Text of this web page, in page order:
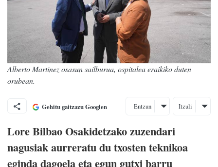
Alberto Martinez osasun sailburua, ospitalea eraikiko duten
orubean.
Gehitu gaitzazu Googlen Entzun Itzuli
Lore Bilbao Osakidetzako zuzendari
nagusiak aurreratu du txosten teknikoa
eginda dagoela eta egun gutxi barru